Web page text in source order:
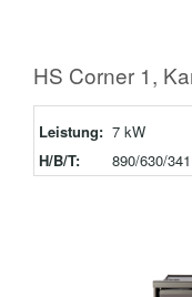
HS Corner 1,
Leistung: 7 kW
H/B/T:
890/630/